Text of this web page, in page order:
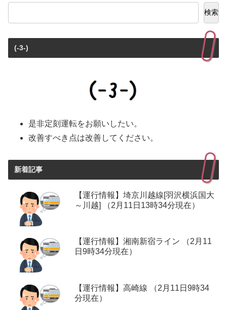
検索
(-3-)
是非定刻運転をお願いしたい。
改善すべき点は改善してください。
新着記事
【運行情報】埼京川越線[羽沢横浜国大
～川越] （2月11日13時34分現在）
【運行情報】湘南新宿ライン （2月11
日9時34分現在）
【運行情報】高崎線 （2月11日9時34
分現在）